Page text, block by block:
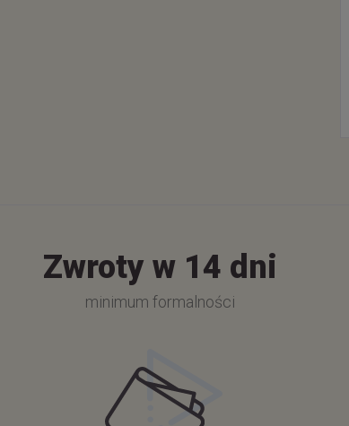
Zwroty w 14 dni
minimum formalności